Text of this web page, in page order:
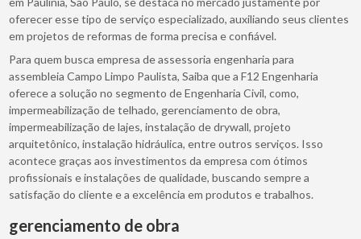
oferecer esse tipo de serviço especializado, auxiliando seus clientes
em projetos de reformas de forma precisa e confiável.
Para quem busca empresa de assessoria engenharia para
assembleia Campo Limpo Paulista, Saiba que a F12 Engenharia
oferece a solução no segmento de Engenharia Civil, como,
impermeabilização de telhado, gerenciamento de obra,
impermeabilização de lajes, instalação de drywall, projeto
arquitetônico, instalação hidráulica, entre outros serviços. Isso
acontece graças aos investimentos da empresa com ótimos
profissionais e instalações de qualidade, buscando sempre a
satisfação do cliente e a excelência em produtos e trabalhos.
gerenciamento de obra